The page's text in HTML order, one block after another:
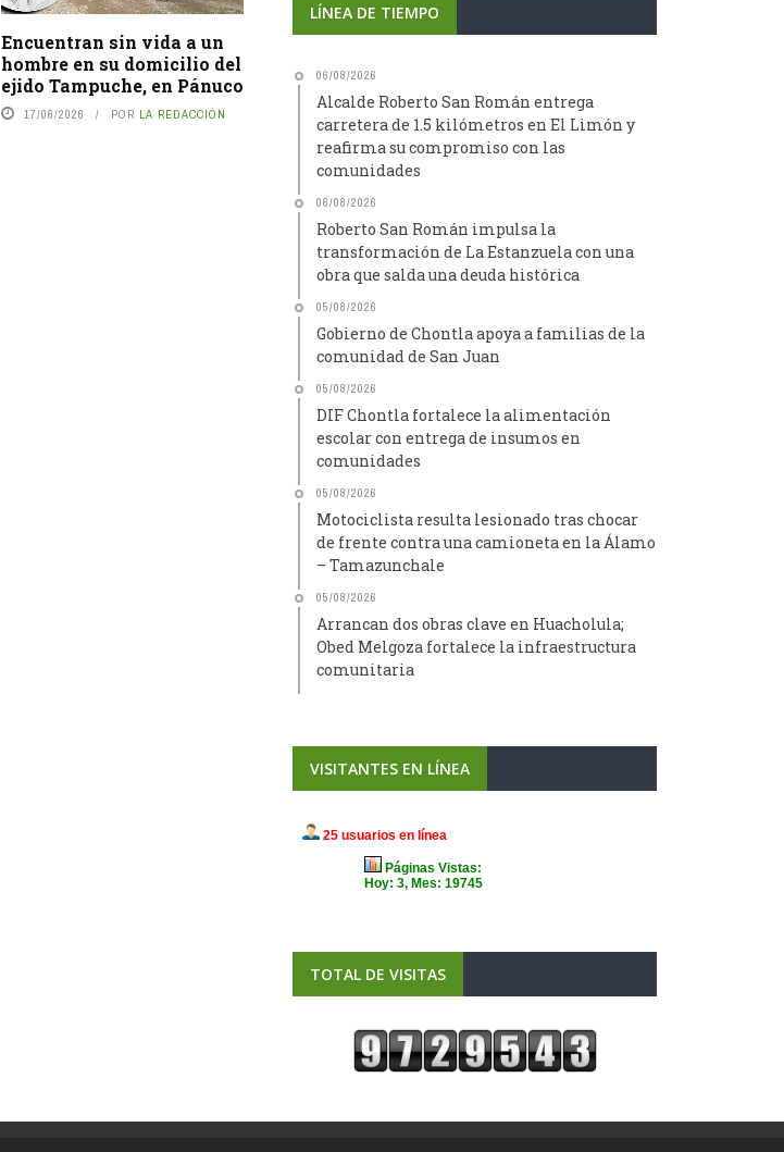
Encuentran sin vida a un
hombre en su domicilio del
ejido Tampuche, en Pánuco
17/06/2026 POR LA REDACCIÓN
LÍNEA DE TIEMPO
06/08/2026
Alcalde Roberto San Román entrega
carretera de 1.5 kilómetros en El Limón y
reafirma su compromiso con las
comunidades
06/08/2026
Roberto San Román impulsa la
transformación de La Estanzuela con una
obra que salda una deuda histórica
05/08/2026
Gobierno de Chontla apoya a familias de la
comunidad de San Juan
05/08/2026
DIF Chontla fortalece la alimentación
escolar con entrega de insumos en
comunidades
05/08/2026
Motociclista resulta lesionado tras chocar
de frente contra una camioneta en la Álamo
– Tamazunchale
05/08/2026
Arrancan dos obras clave en Huacholula;
Obed Melgoza fortalece la infraestructura
comunitaria
VISITANTES EN LÍNEA
TOTAL DE VISITAS